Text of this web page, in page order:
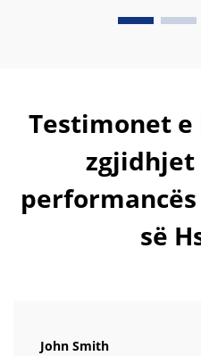
Testimonet
së
John Smith